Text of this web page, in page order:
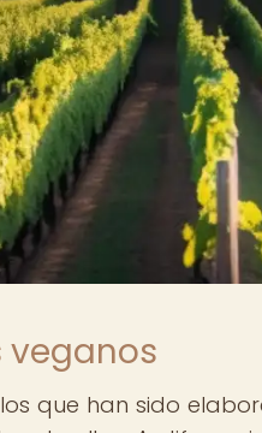
veganos
que han sido